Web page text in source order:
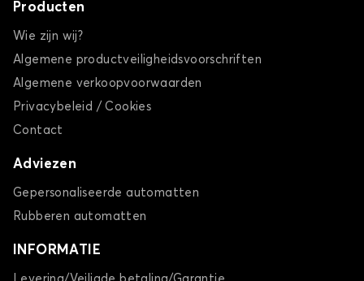
Producten
Wie zijn wij?
Algemene productveiligheidsvoorschriften
Algemene verkoopvoorwaarden
Privacybeleid / Cookies
Contact
Adviezen
Gepersonaliseerde automatten
Rubberen automatten
INFORMATIE